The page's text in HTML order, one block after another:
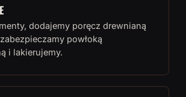
dodajemy poręcz drewnianą
powłoką
i lakierujemy.